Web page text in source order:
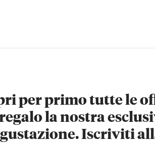
per primo tutte le
la nostra
Iscriviti